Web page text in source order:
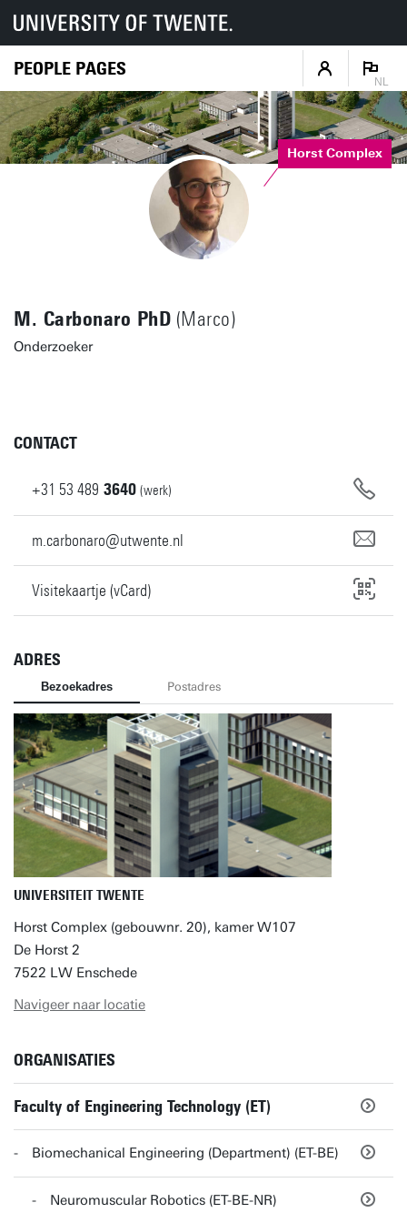
PEOPLE PAGES
NL
Horst Complex
M. Carbonaro PhD (Marco)
Onderzoeker
CONTACT
+31 53 489 3640 (werk)
m.carbonaro@utwente.nl
Visitekaartje (vCard)
ADRES
Bezoekadres Postadres
UNIVERSITEIT TWENTE
Horst Complex (gebouwnr. 20), kamer W107
De Horst 2
7522 LW Enschede
Navigeer naar locatie
ORGANISATIES
Faculty of Engineering Technology (ET)
Biomechanical Engineering (Department) (ET-BE)
Neuromuscular Robotics (ET-BE-NR)